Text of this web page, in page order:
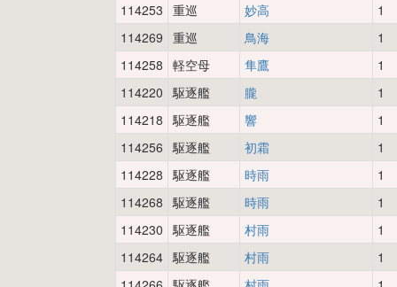
114253 重巡 妙高
1
114269 重巡 鳥海
1
114258 軽空母 隼鷹
1
114220 駆逐艦 朧
1
114218 駆逐艦 響
1
114256 駆逐艦 初霜
1
114228 駆逐艦 時雨
1
114268 駆逐艦 時雨
1
114230 駆逐艦 村雨
1
114264 駆逐艦 村雨
1